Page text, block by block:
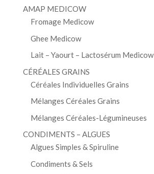
AMAP MEDICOW
Fromage Medicow
Ghee Medicow
Lait – Yaourt – Lactosérum Medicow
CÉRÉALES GRAINS
Céréales Individuelles Grains
Mélanges Céréales Grains
Mélanges Céréales-Légumineuses
CONDIMENTS – ALGUES
Algues Simples & Spiruline
Condiments & Sels